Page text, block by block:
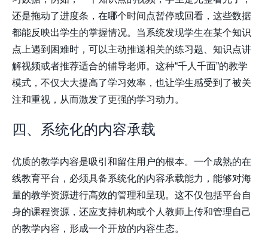
还是拖动了进度条，在哪个时间点暂停或回看，这些数据
都能反映出学生的掌握情况。当系统发现学生在某个知识
点上遇到困难时，可以主动推送相关的练习题、知识点讲
解视频或者推荐适合的辅导老师。这种“千人千面”的教学
模式，不仅大大提高了学习效率，也让学生感受到了被关
注和重视，从而激发了更强的学习动力。
四、系统化的内容承载
优质的教学内容是吸引和留住用户的根本。一个成熟的在
线教育平台，必须具备系统化的内容承载能力，能够对海
量的教学资源进行高效的管理和呈现。这不仅包括平台自
身的课程资源，还应支持机构或个人教师上传和管理自己
的教学内容，形成一个开放的内容生态。